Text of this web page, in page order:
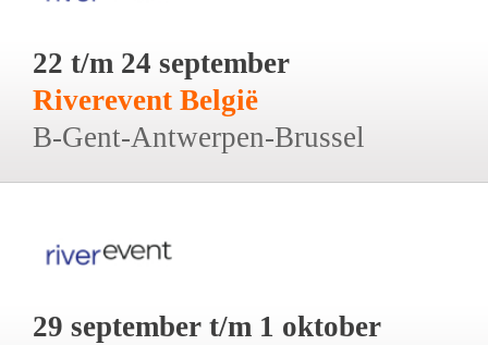
22 t/m 24 september
Riverevent België
B-Gent-Antwerpen-Brussel
29 september t/m 1 oktober